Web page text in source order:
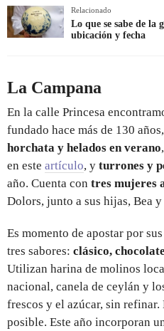
Relacionado
Lo que se sabe de la
ubicación y fecha
La Campana
En la calle Princesa
fundado hace más de 130
horchata y helados en verano
en este artículo, y turrones y
año. Cuenta con tres mujeres
Dolors, junto a sus hijas, Bea y
Es momento de apostar por
tres sabores: clásico,
Utilizan harina de molinos
nacional, canela de ceylán y
frescos y el azúcar, sin refinar.
posible. Este año incorporan